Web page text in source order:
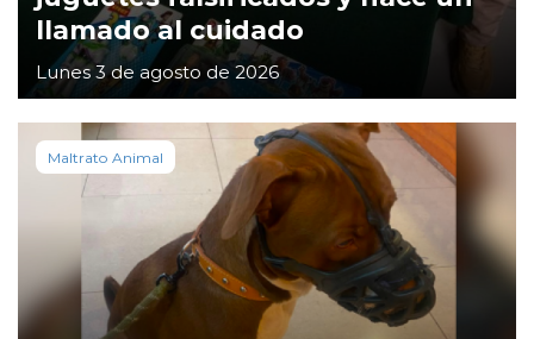
llamado al cuidado
Lunes 3 de agosto de 2026
Maltrato Animal